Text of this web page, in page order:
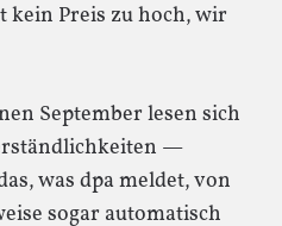
kein Preis zu hoch, wir
September lesen sich
—
was dpa meldet, von
sogar automatisch